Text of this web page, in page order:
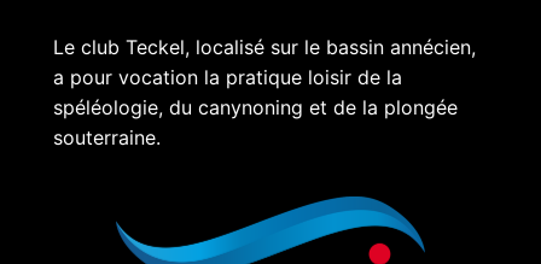
Le club Teckel, localisé sur le bassin annécien,
a pour vocation la pratique loisir de la
spéléologie, du canynoning et de la plongée
souterraine.